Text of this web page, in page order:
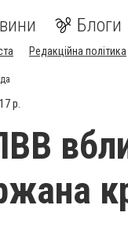
Блоги
Редакційна політика
р.